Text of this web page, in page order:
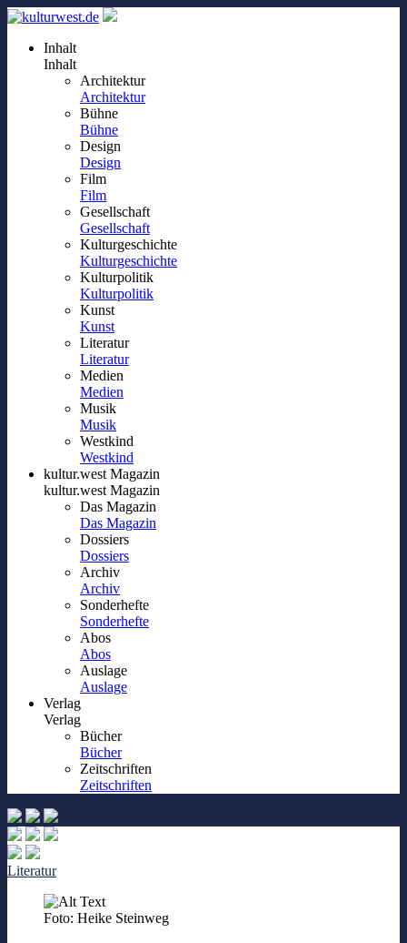
Inhalt
Inhalt
Architektur
Architektur
Bühne
Bühne
Design
Design
Film
Film
Gesellschaft
Gesellschaft
Kulturgeschichte
Kulturgeschichte
Kulturpolitik
Kulturpolitik
Kunst
Kunst
Literatur
Literatur
Medien
Medien
Musik
Musik
Westkind
Westkind
kultur.west Magazin
kultur.west Magazin
Das Magazin
Das Magazin
Dossiers
Dossiers
Archiv
Archiv
Sonderhefte
Sonderhefte
Abos
Abos
Auslage
Auslage
Verlag
Verlag
Bücher
Bücher
Zeitschriften
Zeitschriften
Literatur
Foto: Heike Steinweg